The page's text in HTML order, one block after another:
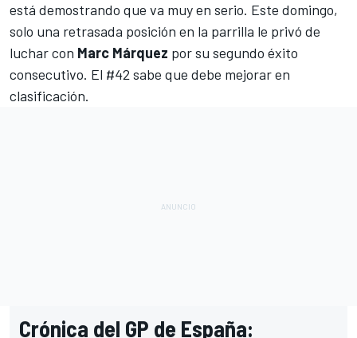
está demostrando que va muy en serio. Este domingo,
solo una retrasada posición en la parrilla le privó de
luchar con Marc Márquez por su segundo éxito
consecutivo. El #42 sabe que debe mejorar en
clasificación.
Crónica del GP de España: